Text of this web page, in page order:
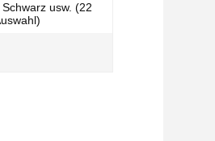
usw. (22